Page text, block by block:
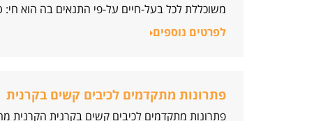
משוכללת לכל בעל-חיים על-פי התנאים בה הוא
לפרטים נוספים
פתרונות מתקדמים לכיבים קשים בקרנית
פתרונות מתקדמים לכיבים קשים בקרנית הקרנית